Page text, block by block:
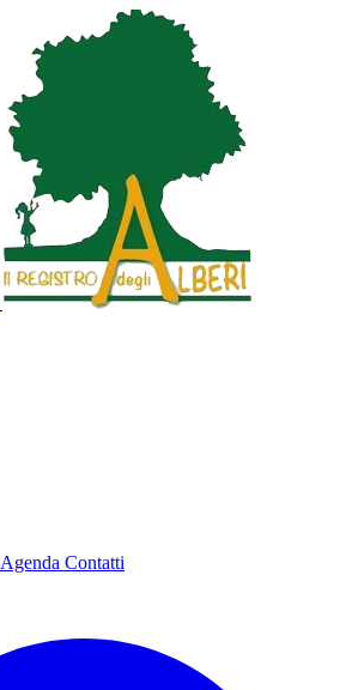
Agenda Contatti